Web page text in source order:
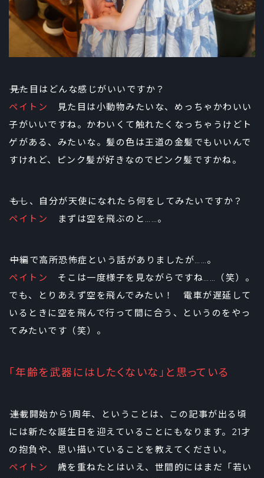
――見た目はどんな感じがいいですか？
ペイトン 見た目は小動物みたいな、めっちゃかわいい
子がいいですね。かわいくて触れたくなっちゃうけどト
ゲがある、みたいな。髪の色は王道の金髪でもいいんで
すけれど、ピンク髪が好きなのでピンク髪ですかね。
――もし、自分が天使になれたら何をしてみたいですか？
ペイトン まずは空を飛ぶのと……。
――中編で高所恐怖症という話がありましたが……。
ペイトン そこは一度様子を見ながらですね……（笑）。
でも、とりあえず空を飛んでみたい！ 電車が遅延して
いるときに空を飛んで行って間に合う、というのをやっ
てみたいです（笑）。
「年齢を武器にはしたくないな」と思っている
――連載開始から1周年、ということは、この記事が出る頃
には新たな誕生日を迎えていることにもなります。21才
の抱負や、思い描いていることを教えてください。
ペイトン 歳を重ねたとはいえ、世間的にはまだ「若い